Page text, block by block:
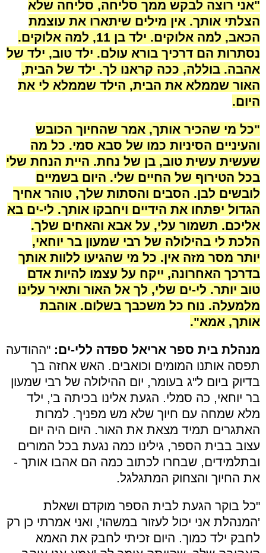
"אני רוצה לבקש ממך סליחה, סליחה שלא
הצלתי אותך. אין מילים שיתארו את עוצמת
הכאב, למה אלוקים. ילד בן 11, למה אלוקים.
נסתרות הם דרכיך בורא עולם. ילד טוב, ילד של
אהבה. בוללה, ככה קראנו לך. ילד של הבית,
האור שממלא את הבית, הילד שממלא לי את
היום.
"כל מי שהכיר אותך, אמר שהחיוך הכובש
והעיניים הסיניות כמו של סבא סמי. כל מה
שעשית עשית טוב, בן של נחת. היית הנחת שלי
בכל הטירוף של החיים שלי. היום בשמיים
לובשים לבן. הסבים והסתות שלך, טוהר אחיך
הגדול יפתחו את הידיים ויחבקו אותך. לי-ים בא
אליכם. תשמור עלי, על אבא והאחים שלך.
הלכת לי בהילולה של רבי שמעון בר יוחאי,
יותר מסר מזה אין. כל מי שהגיעו ללוות אותך
בדרכך האחרונה, ייקח על עצמו להיות אדם
טוב יותר. לי-ים שלי, לך אל האור ותאיר עלינו
מלמעלה. נוח כל משכבך בשלום. אוהבת
אותך, אמא".
מנהלת בית ספר אריאל ספדה ללי-ים: "ההודעה
תפסה אותנו המומים וכואבים. האש אחזה בך
בדיוק ביום ל"ג בעומר, יום ההילולה של רבי שמעון
בר יוחאי, כה סמלי. הגעת אלינו בכיתה ב', ילד
מלא שמחה עם חיוך שלא מש מפניך. למרות
האתגרים תמיד מצאת את האור. היום היה יום
עצוב בבית הספר, גילינו כמה נגעת בכל המורים
ובתלמידים, שבחרו לכתוב כמה הם אהבו אותך -
את החיוך והצחוק המתגלגל.
"כל בוקר הגעת לבית הספר מוקדם ושאלת
'המנהלת אני יכול לעזור במשהו', ואני אמרתי כן רק
לחבק ילד כמוך. היום זכיתי לחבק את האמא